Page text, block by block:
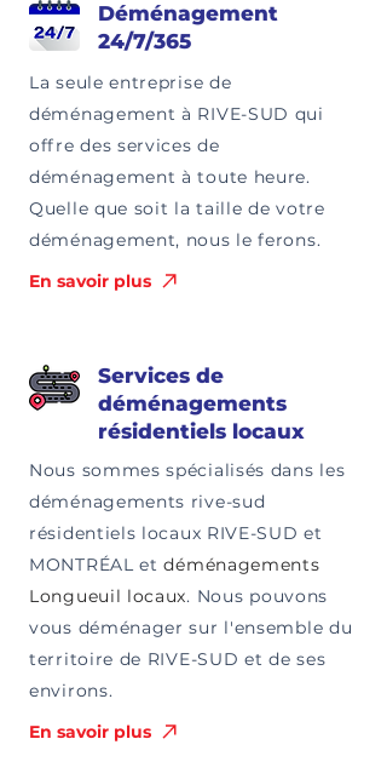
Déménagement
24/7/365
La seule entreprise de
déménagement à RIVE-SUD qui
offre des services de
déménagement à toute heure.
Quelle que soit la taille de votre
déménagement, nous le ferons.
En savoir plus
Services de
déménagements
résidentiels locaux
Nous sommes spécialisés dans les
déménagements rive-sud
résidentiels locaux RIVE-SUD et
MONTRÉAL etdéménagements
Longueuil locaux. Nous pouvons
vous déménager sur l'ensemble du
territoire de RIVE-SUD et de ses
environs.
En savoir plus